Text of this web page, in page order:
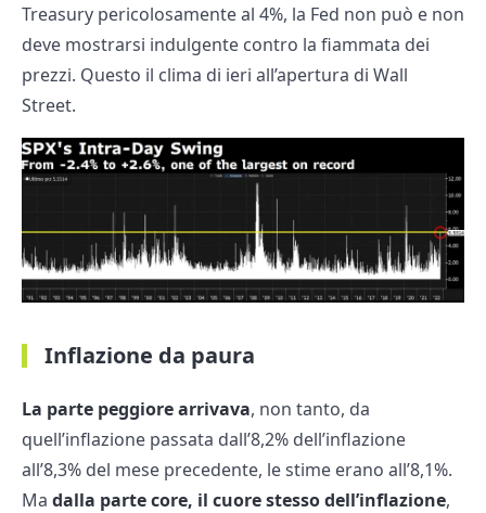
Treasury pericolosamente al 4%, la Fed non può e non
deve mostrarsi indulgente contro la fiammata dei
prezzi. Questo il clima di ieri all’apertura di Wall
Street.
Inflazione da paura
La parte peggiore arrivava, non tanto, da
quell’inflazione passata dall’8,2% dell’inflazione
all’8,3% del mese precedente, le stime erano all’8,1%.
Ma dalla parte core, il cuore stesso dell’inflazione,